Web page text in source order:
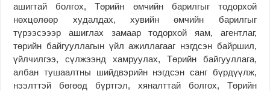
ашигтай болгох, Төрийн өмчийн барилгыг тодорхой
нөхцөлөөр худалдах, хувийн өмчийн барилгыг
түрээсэээр ашиглах замаар тодорхой яам, агентлаг,
төрийн байгууллагын үйл ажиллагааг нэгдсэн байршил,
үйлчилгээ, сүлжээнд хамруулах, Төрийн байгууллага,
албан тушаалтны шийдвэрийн нэгдсэн санг бүрдүүлж,
нээлттэй бөгөөд бүртгэл, хяналттай болгох, Төрийн